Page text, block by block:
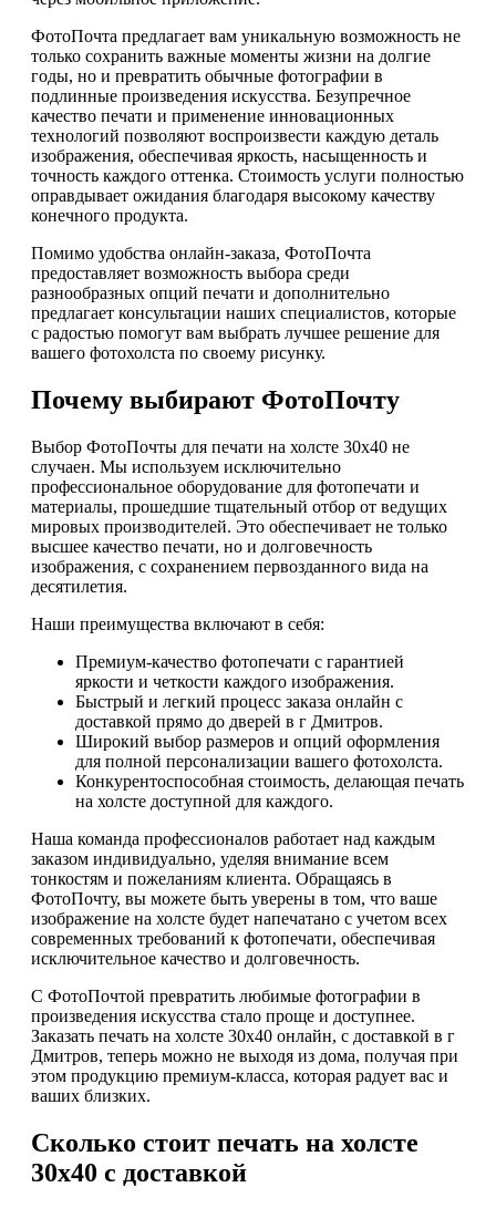
ФотоПочта предлагает вам уникальную возможность не
только сохранить важные моменты жизни на долгие
годы, но и превратить обычные фотографии в
подлинные произведения искусства. Безупречное
качество печати и применение инновационных
технологий позволяют воспроизвести каждую деталь
изображения, обеспечивая яркость, насыщенность и
точность каждого оттенка. Стоимость услуги полностью
оправдывает ожидания благодаря высокому качеству
конечного продукта.
Помимо удобства онлайн-заказа, ФотоПочта
предоставляет возможность выбора среди
разнообразных опций печати и дополнительно
предлагает консультации наших специалистов, которые
с радостью помогут вам выбрать лучшее решение для
вашего фотохолста по своему рисунку.
Почему выбирают ФотоПочту
Выбор ФотоПочты для печати на холсте 30х40 не
случаен. Мы используем исключительно
профессиональное оборудование для фотопечати и
материалы, прошедшие тщательный отбор от ведущих
мировых производителей. Это обеспечивает не только
высшее качество печати, но и долговечность
изображения, с сохранением первозданного вида на
десятилетия.
Наши преимущества включают в себя:
Премиум-качество фотопечати с гарантией
яркости и четкости каждого изображения.
Быстрый и легкий процесс заказа онлайн с
доставкой прямо до дверей в г Дмитров.
Широкий выбор размеров и опций оформления
для полной персонализации вашего фотохолста.
Конкурентоспособная стоимость, делающая печать
на холсте доступной для каждого.
Наша команда профессионалов работает над каждым
заказом индивидуально, уделяя внимание всем
тонкостям и пожеланиям клиента. Обращаясь в
ФотоПочту, вы можете быть уверены в том, что ваше
изображение на холсте будет напечатано с учетом всех
современных требований к фотопечати, обеспечивая
исключительное качество и долговечность.
С ФотоПочтой превратить любимые фотографии в
произведения искусства стало проще и доступнее.
Заказать печать на холсте 30х40 онлайн, с доставкой в г
Дмитров, теперь можно не выходя из дома, получая при
этом продукцию премиум-класса, которая радует вас и
ваших близких.
Сколько стоит печать на холсте
30х40 с доставкой